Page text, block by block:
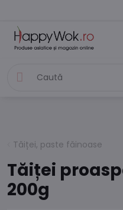
Tăiței, paste făinoase
Tăiței
200g